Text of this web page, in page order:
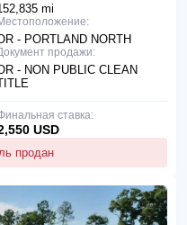
mi
- PORTLAND NORTH
продажи:
- NON PUBLIC CLEAN
продан
ставка:
USD